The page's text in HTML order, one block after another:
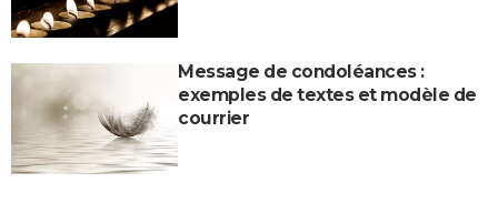
Message de condoléances :
exemples de textes et modèle de
courrier